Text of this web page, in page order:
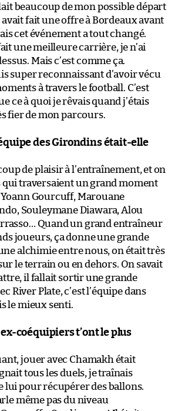
beaucoup de mon possible départ
fait une offre à Bordeaux avant
cet événement a tout changé.
une meilleure carrière, je n’ai
Mais c’est comme ça.
super reconnaissant d’avoir vécu
à travers le football. C’est
ce à quoi je rêvais quand j’étais
fier de mon parcours.
des Girondins était-elle
de plaisir à l’entraînement, et on
qui traversaient un grand moment
Gourcuff, Marouane
Souleymane Diawara, Alou
Quand un grand entraîneur
joueurs, ça donne une grande
alchimie entre nous, on était très
le terrain ou en dehors. On savait
il fallait sortir une grande
River Plate, c’est l’équipe dans
le mieux senti.
coéquipiers t’ont le plus
jouer avec Chamakh était
tous les duels, je traînais
pour récupérer des ballons.
même pas du niveau